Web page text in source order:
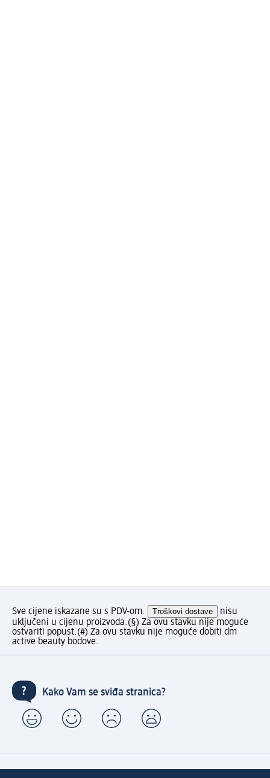
Sve cijene iskazane su s PDV-om. Troškovi dostave
nisu
uključeni u cijenu proizvoda.(§) Za ovu stavku nije moguće
ostvariti popust.(#) Za ovu stavku nije moguće dobiti dm
active beauty bodove.
Kako Vam se sviđa stranica?